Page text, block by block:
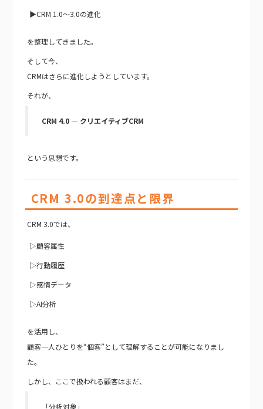
▶CRM 1.0〜3.0の進化
を整理してきました。
そして今、
CRMはさらに進化しようとしています。
それが、
CRM 4.0 ― クリエイティブCRM
という思想です。
CRM 3.0の到達点と限界
CRM 3.0では、
▷顧客属性
▷行動履歴
▷感情データ
▷AI分析
を活用し、
顧客一人ひとりを“個客”として理解することが可能になりまし
た。
しかし、ここで扱われる顧客はまだ、
「分析対象」